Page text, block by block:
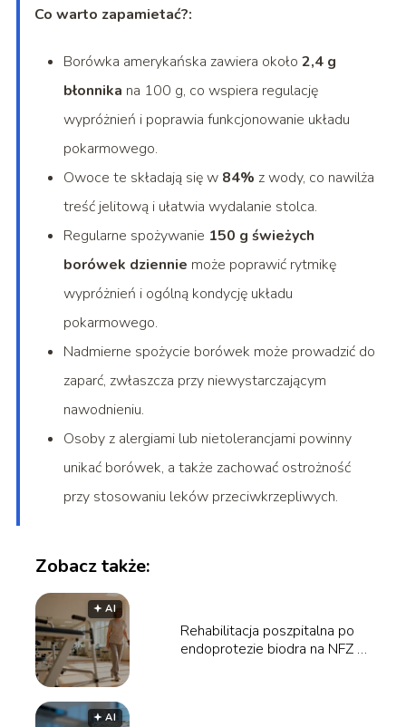
Co warto zapamietać?:
Borówka amerykańska zawiera około 2,4 g
błonnika na 100 g, co wspiera regulację
wypróżnień i poprawia funkcjonowanie układu
pokarmowego.
Owoce te składają się w 84% z wody, co nawilża
treść jelitową i ułatwia wydalanie stolca.
Regularne spożywanie 150 g świeżych
borówek dziennie może poprawić rytmikę
wypróżnień i ogólną kondycję układu
pokarmowego.
Nadmierne spożycie borówek może prowadzić do
zaparć, zwłaszcza przy niewystarczającym
nawodnieniu.
Osoby z alergiami lub nietolerancjami powinny
unikać borówek, a także zachować ostrożność
przy stosowaniu leków przeciwkrzepliwych.
Zobacz także:
🟅 AI
Rehabilitacja poszpitalna po
endoprotezie biodra na NFZ –
🟅 AI